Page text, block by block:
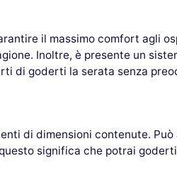
il massimo comfort agli
Inoltre, è presente un
di goderti la serata senza
di dimensioni contenute.
significa che potrai